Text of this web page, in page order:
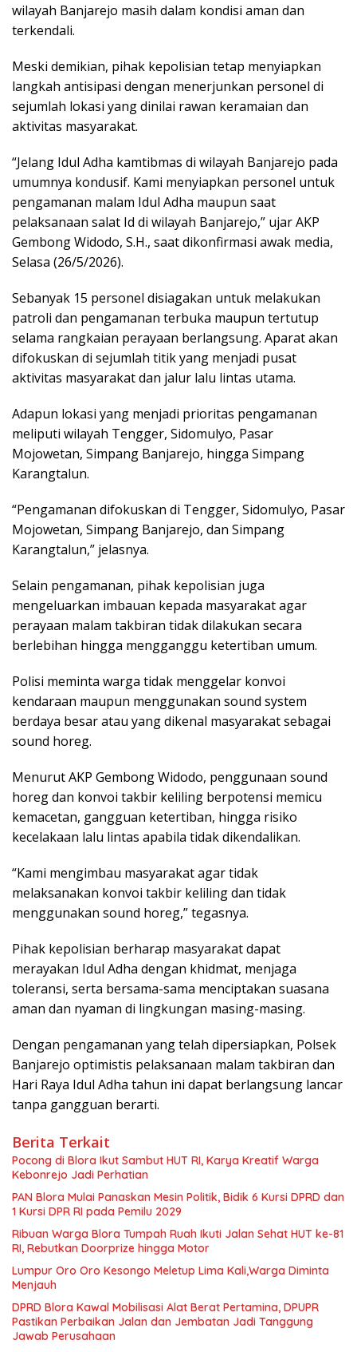
wilayah Banjarejo masih dalam kondisi aman dan
terkendali.
Meski demikian, pihak kepolisian tetap menyiapkan
langkah antisipasi dengan menerjunkan personel di
sejumlah lokasi yang dinilai rawan keramaian dan
aktivitas masyarakat.
“Jelang Idul Adha kamtibmas di wilayah Banjarejo pada
umumnya kondusif. Kami menyiapkan personel untuk
pengamanan malam Idul Adha maupun saat
pelaksanaan salat Id di wilayah Banjarejo,” ujar AKP
Gembong Widodo, S.H., saat dikonfirmasi awak media,
Selasa (26/5/2026).
Sebanyak 15 personel disiagakan untuk melakukan
patroli dan pengamanan terbuka maupun tertutup
selama rangkaian perayaan berlangsung. Aparat akan
difokuskan di sejumlah titik yang menjadi pusat
aktivitas masyarakat dan jalur lalu lintas utama.
Adapun lokasi yang menjadi prioritas pengamanan
meliputi wilayah Tengger, Sidomulyo, Pasar
Mojowetan, Simpang Banjarejo, hingga Simpang
Karangtalun.
“Pengamanan difokuskan di Tengger, Sidomulyo, Pasar
Mojowetan, Simpang Banjarejo, dan Simpang
Karangtalun,” jelasnya.
Selain pengamanan, pihak kepolisian juga
mengeluarkan imbauan kepada masyarakat agar
perayaan malam takbiran tidak dilakukan secara
berlebihan hingga mengganggu ketertiban umum.
Polisi meminta warga tidak menggelar konvoi
kendaraan maupun menggunakan sound system
berdaya besar atau yang dikenal masyarakat sebagai
sound horeg.
Menurut AKP Gembong Widodo, penggunaan sound
horeg dan konvoi takbir keliling berpotensi memicu
kemacetan, gangguan ketertiban, hingga risiko
kecelakaan lalu lintas apabila tidak dikendalikan.
“Kami mengimbau masyarakat agar tidak
melaksanakan konvoi takbir keliling dan tidak
menggunakan sound horeg,” tegasnya.
Pihak kepolisian berharap masyarakat dapat
merayakan Idul Adha dengan khidmat, menjaga
toleransi, serta bersama-sama menciptakan suasana
aman dan nyaman di lingkungan masing-masing.
Dengan pengamanan yang telah dipersiapkan, Polsek
Banjarejo optimistis pelaksanaan malam takbiran dan
Hari Raya Idul Adha tahun ini dapat berlangsung lancar
tanpa gangguan berarti.
Berita Terkait
‎Pocong di Blora Ikut Sambut HUT RI, Karya Kreatif Warga
Kebonrejo Jadi Perhatian
‎PAN Blora Mulai Panaskan Mesin Politik, Bidik 6 Kursi DPRD dan
1 Kursi DPR RI pada Pemilu 2029
Ribuan Warga Blora Tumpah Ruah Ikuti Jalan Sehat HUT ke-81
RI, Rebutkan Doorprize hingga Motor
Lumpur Oro Oro Kesongo Meletup Lima Kali,Warga Diminta
Menjauh
DPRD Blora Kawal Mobilisasi Alat Berat Pertamina, DPUPR
Pastikan Perbaikan Jalan dan Jembatan Jadi Tanggung
Jawab Perusahaan